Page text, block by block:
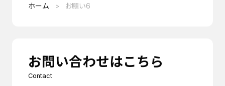
ホーム お願い6
お問い合わせはこちら
Contact